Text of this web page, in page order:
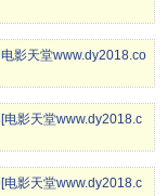
影天堂www.dy2018.co
影天堂www.dy2018.c
影天堂www.dy2018.c